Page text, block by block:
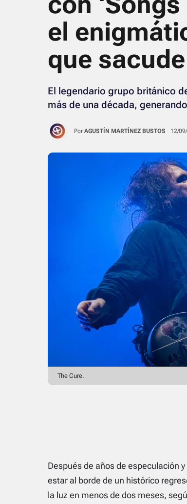
el
que
El legendario grupo británico
más de una década,
Por AGUSTÍN MARTÍNEZ BUSTOS 12/
The Cure.
Después de años de especulación
estar al borde de un histórico
la luz en menos de dos meses,